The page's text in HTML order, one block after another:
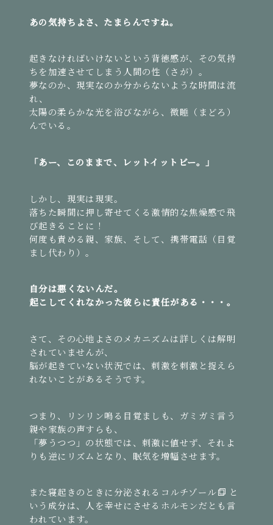
あの気持ちよさ、たまらんですね。
起きなければいけないという背徳感が、その気持
ちを加速させてしまう人間の性（さが）。
夢なのか、現実なのか分からないような時間は流
れ、
太陽の柔らかな光を浴びながら、微睡（まどろ）
んでいる。
「あー、このままで、レットイットビー。」
しかし、現実は現実。
落ちた瞬間に押し寄せてくる激情的な焦燥感で飛
び起きることに！
何度も責める親、家族、そして、携帯電話（目覚
まし代わり）。
自分は悪くないんだ。
起こしてくれなかった彼らに責任がある・・・。
さて、その心地よさのメカニズムは詳しくは解明
されていませんが、
脳が起きていない状況では、刺激を刺激と捉えら
れないことがあるそうです。
つまり、リンリン鳴る目覚ましも、ガミガミ言う
親や家族の声すらも、
「夢うつつ」の状態では、刺激に値せず、それよ
りも逆にリズムとなり、眠気を増幅させます。
また寝起きのときに分泌される コルチゾール
と
いう成分は、人を幸せにさせるホルモンだとも言
われています。